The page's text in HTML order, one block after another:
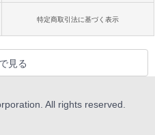
特定商取引法に基づく表示
見る
All rights reserved.